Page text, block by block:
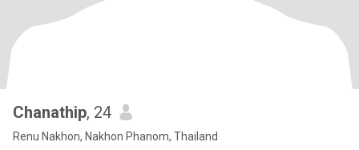
Chanathip, 24
Renu Nakhon, Nakhon Phanom, Thailand